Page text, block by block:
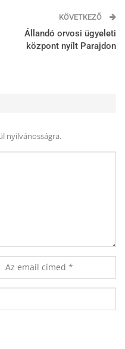
KÖVETKEZŐ
Állandó orvosi ügyeleti
központ nyílt Parajdon
nyilvánosságra.